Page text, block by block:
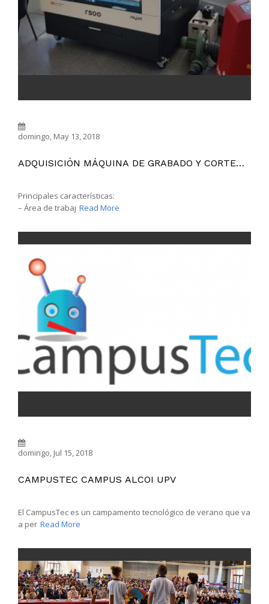
domingo, May 13, 2018
ADQUISICIÓN MÁQUINA DE GRABADO Y CORTE
Principales características:
– Área de trabaj Read More
domingo, Jul 15, 2018
CAMPUSTEC CAMPUS ALCOI UPV
El CampusTec es un campamento tecnológico de verano que va
a per Read More